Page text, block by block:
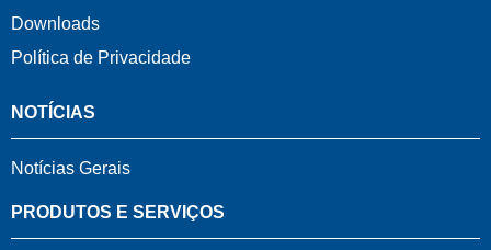
Downloads
Política de Privacidade
NOTÍCIAS
Notícias Gerais
PRODUTOS E SERVIÇOS